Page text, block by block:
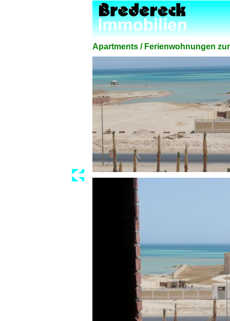
Apartments / Ferienwohnungen